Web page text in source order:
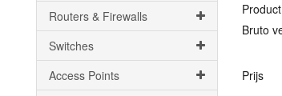
Routers & Firewalls
Switches
Access Points
Bruto
Prijs